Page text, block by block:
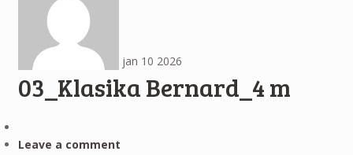
jan 10 2026
03_Klasika Bernard_4 m
Leave a comment